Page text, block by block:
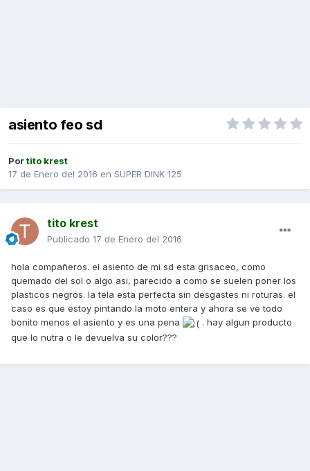
asiento feo sd
Portito krest
17 de Enero del 2016 en SUPER DINK 125
tito krest
Publicado 17 de Enero del 2016
hola compañeros. el asiento de mi sd esta grisaceo, como
quemado del sol o algo asi, parecido a como se suelen poner los
plasticos negros. la tela esta perfecta sin desgastes ni roturas. el
caso es que estoy pintando la moto entera y ahora se ve todo
bonito menos el asiento y es una pena
. hay algun producto
que lo nutra o le devuelva su color???